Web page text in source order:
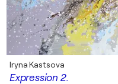
Expression 2.
Iryna Kastsova